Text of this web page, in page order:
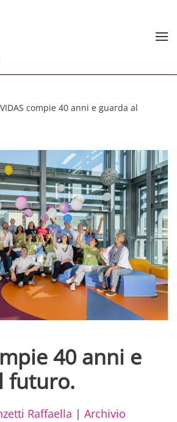
VIDAS compie 40 anni e guarda al
40 anni e
futuro.
Raffaella | Archivio